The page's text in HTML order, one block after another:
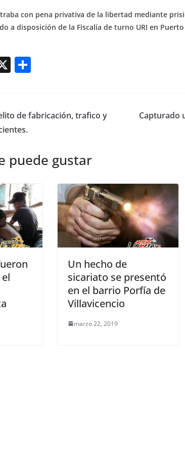
con pena privativa de la libertad mediante
a disposición de la Fiscalía de turno URI en
X
e
de fabricación, trafico y
Capturado
puede gustar
Un hecho de
sicariato se presentó
en el barrio Porfía de
Villavicencio
marzo 22, 2019